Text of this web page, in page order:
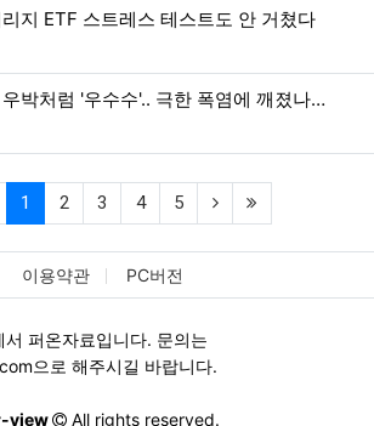
지 ETF 스트레스 테스트도 안 거쳤다
박처럼 '우수수'.. 극한 폭염에 깨졌나…
1 (current)
2 3 4 5 (next)
이용약관 PC버전
서 퍼온자료입니다. 문의는
으로 해주시길 바랍니다.
view All rights reserved.